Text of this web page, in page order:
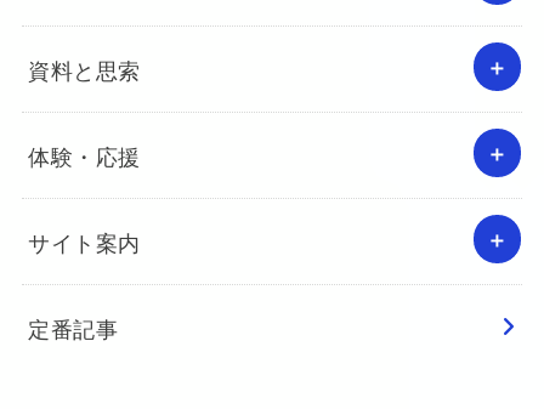
資料と思索
体験・応援
サイト案内
定番記事